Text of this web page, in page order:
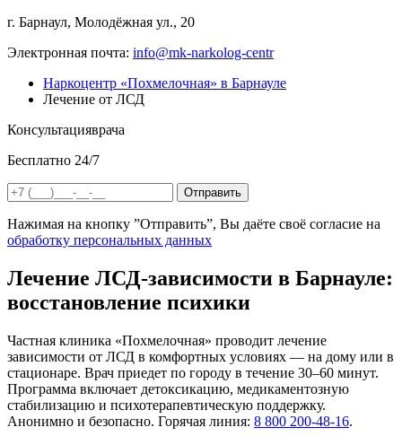
г. Барнаул, Молодёжная ул., 20
Электронная почта: info@mk-narkolog-centr
Наркоцентр «Похмелочная» в Барнауле
Лечение от ЛСД
Консультацияврача
Бесплатно 24/7
Отправить
Нажимая на кнопку ”Отправить”, Вы даёте своё согласие на
обработку персональных данных
Лечение ЛСД-зависимости в Барнауле:
восстановление психики
Частная клиника «Похмелочная» проводит лечение
зависимости от ЛСД в комфортных условиях — на дому или в
стационаре. Врач приедет по городу в течение 30–60 минут.
Программа включает детоксикацию, медикаментозную
стабилизацию и психотерапевтическую поддержку.
Анонимно и безопасно. Горячая линия: 8 800 200-48-16.